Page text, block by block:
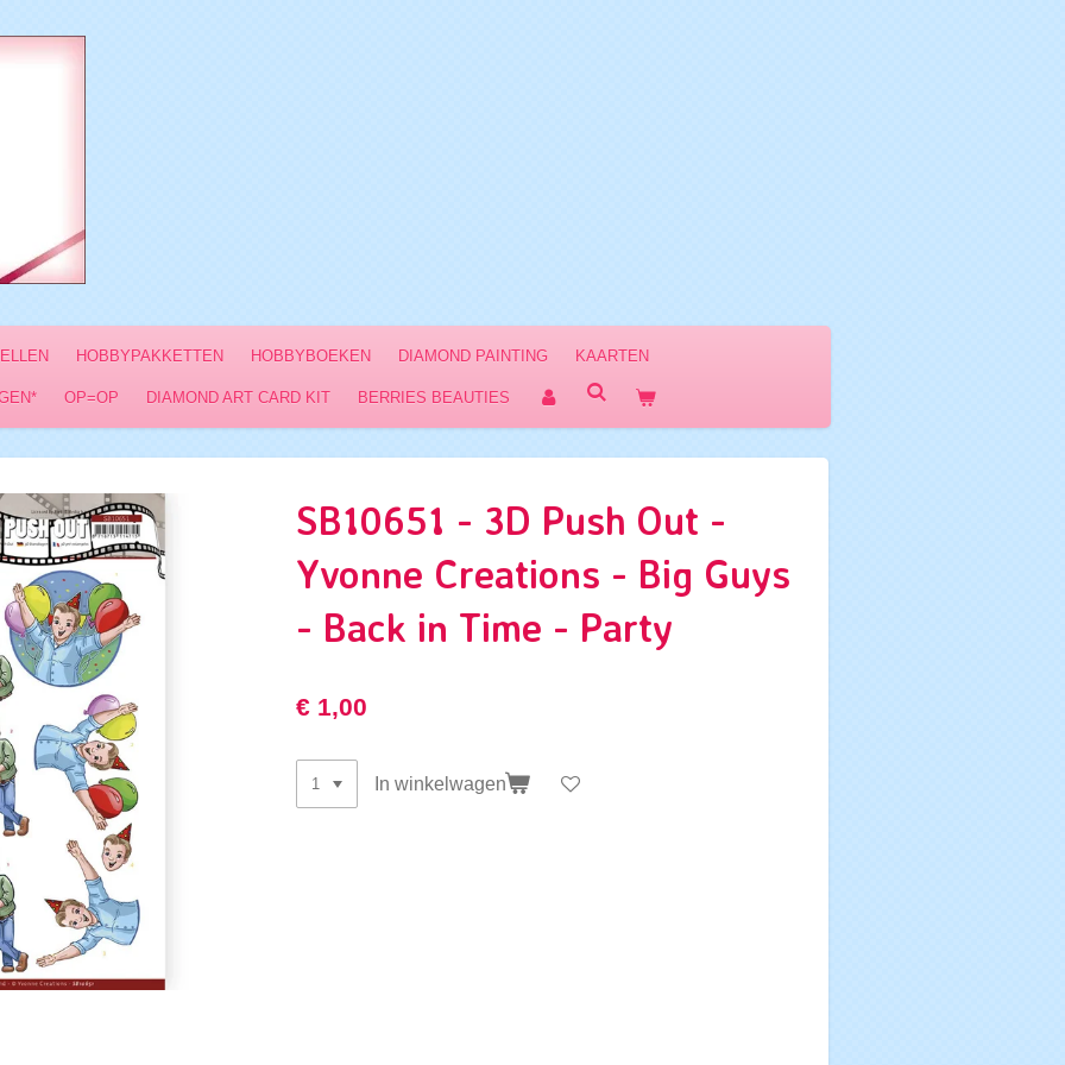
HOBBYPAKKETTEN HOBBYBOEKEN DIAMOND PAINTING KAARTEN
OP=OP DIAMOND ART CARD KIT BERRIES BEAUTIES
SB10651 - 3D Push Out -
Yvonne Creations - Big Guys
- Back in Time - Party
€ 1,00
In winkelwagen